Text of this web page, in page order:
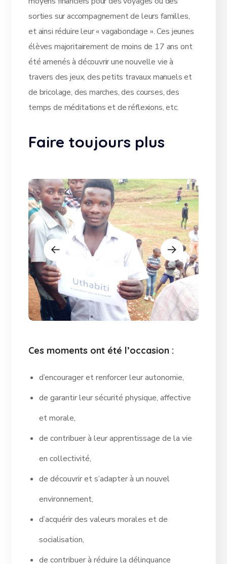
sorties sur accompagnement de leurs familles,
et ainsi réduire leur « vagabondage ». Ces jeunes
élèves majoritairement de moins de 17 ans ont
été amenés à découvrir une nouvelle vie à
travers des jeux, des petits travaux manuels et
de bricolage, des marches, des courses, des
temps de méditations et de réflexions, etc.
Faire toujours plus
Ces moments ont été l’occasion :
d’encourager et renforcer leur autonomie,
de garantir leur sécurité physique, affective
et morale,
de contribuer à leur apprentissage de la vie
en collectivité,
de découvrir et s’adapter à un nouvel
environnement,
d’acquérir des valeurs morales et de
socialisation,
de contribuer à réduire la délinquance